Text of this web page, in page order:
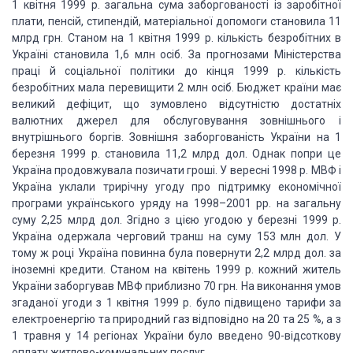
1 квітня 1999 р. загальна сума заборгованості із заробітної
плати, пенсій, стипендій, матеріальної допомоги становила 11
млрд грн. Станом на 1 квітня 1999 р. кількість безробітнихв
Україні становила 1,6 млн осіб. За прогнозами Міністерства
праці й соціальної політики до кінця 1999 р. кількість
безробітних мала перевищити 2 млн осіб. Бюджет країни має
великий дефіцит, що зумовлено відсутністю достатніх
валютних джерел для обслуговування зовнішнього і
внутрішнього боргів. Зовнішня заборгованість України на 1
березня 1999 р. становила 11,2 млрд дол. Однак попри це
Україна продовжувала позичати гроші. У вересні 1998 р. МВФ і
Україна уклали трирічну угоду про підтримкуекономічної
програми українського уряду на 1998–2001 рр. на загальну
суму 2,25 млрд дол. Згідно з цією угодою у березні 1999 р.
Україна одержала черговий транш на суму153 млн дол. У
тому ж році Україна повинна була повернути 2,2 млрд дол. за
іноземні кредити. Станом на квітень 1999 р. кожний житель
України заборгував МВФ приблизно 70 грн. На виконання умов
згаданої угоди з 1 квітня 1999 р. було підвищено тарифи за
електроенергію та природний газ відповідно на 20 та 25 %, а з
1 травня у 14 регіонах України було введено 90-відсоткову